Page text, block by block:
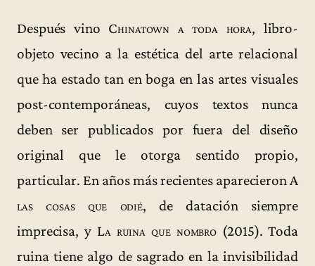
Después vino Chinatown a toda hora, libro-
objeto vecino a la estética del arte relacional
que ha estado tan en boga en las artes visuales
post-contemporáneas, cuyos textos nunca
deben ser publicados por fuera del diseño
original que le otorga sentido propio,
particular. En años más recientes aparecieronA
las cosas que odié, de datación siempre
imprecisa, y La ruina que nombro (2015). Toda
ruina tiene algo de sagrado en la invisibilidad